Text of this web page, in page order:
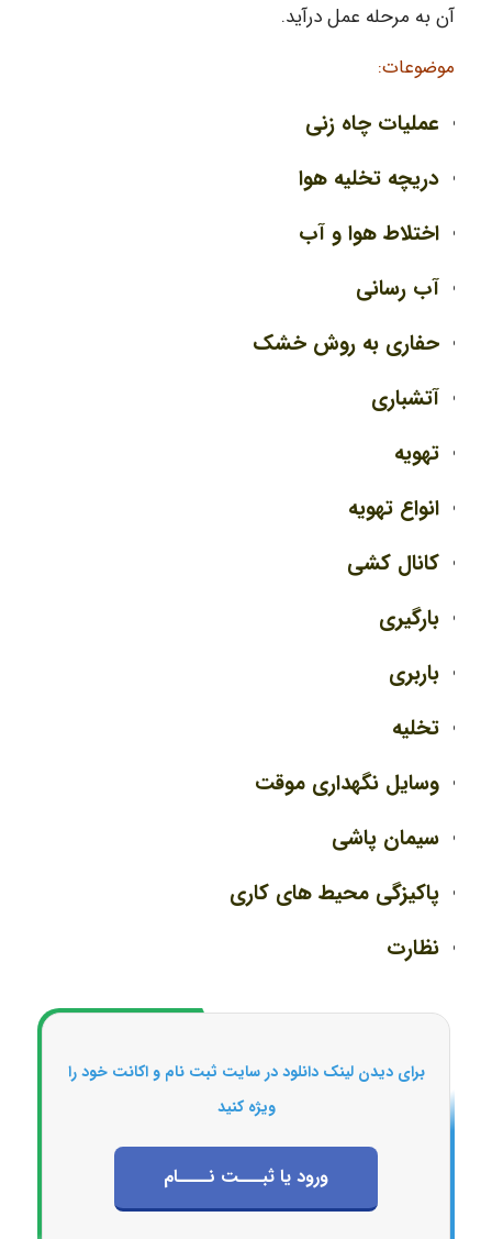
آن به مرحله عمل درآید.
موضوعات:
عملیات چاه زنی
دریچه تخلیه هوا
اختلاط هوا و آب
آب رسانی
حفاری به روش خشک
آتشباری
تهویه
انواع تهویه
کانال کشی
بارگیری
باربری
تخلیه
وسایل نگهداری موقت
سیمان پاشی
پاکیزگی محیط های کاری
نظارت
برای دیدن لینک دانلود در سایت ثبت نام و اکانت خود را
ویژه کنید
ورود یا ثبـــت نــــام